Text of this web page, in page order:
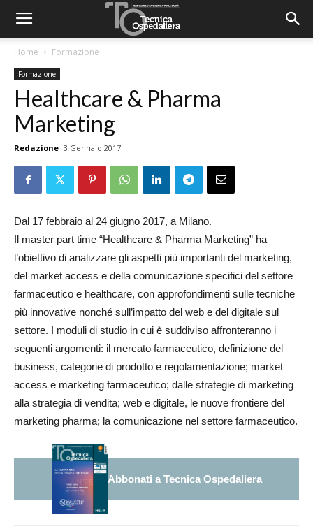
Home Formazione
Formazione
Healthcare & Pharma
Marketing
Redazione 3 Gennaio 2017
Dal 17 febbraio al 24 giugno 2017, a Milano.
Il master part time “Healthcare & Pharma Marketing” ha
l’obiettivo di analizzare gli aspetti più importanti del marketing,
del market access e della comunicazione specifici del settore
farmaceutico e healthcare, con approfondimenti sulle tecniche
più innovative nonché sull’impatto del web e del digitale sul
settore. I moduli di studio in cui è suddiviso affronteranno i
seguenti argomenti: il mercato farmaceutico, definizione del
business, categorie di prodotto e regolamentazione; market
access e marketing farmaceutico; dalle strategie di marketing
alla strategia di vendita; web e digitale, le nuove frontiere del
marketing pharma; la comunicazione nel settore farmaceutico.
Abbonati a Tecnica Ospedaliera